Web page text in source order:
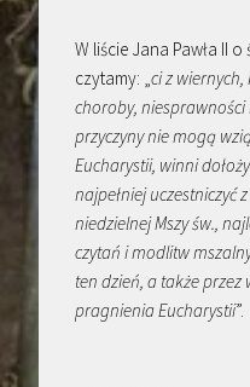
W liście Jana Pawła II
czytamy: „ci z
choroby,
przyczyny nie mogą
Eucharystii, winni
najpełniej uczestniczyć
niedzielnej Mszy św.,
czytań i modlitw
ten dzień, a także
pragnienia Eucharystii”.